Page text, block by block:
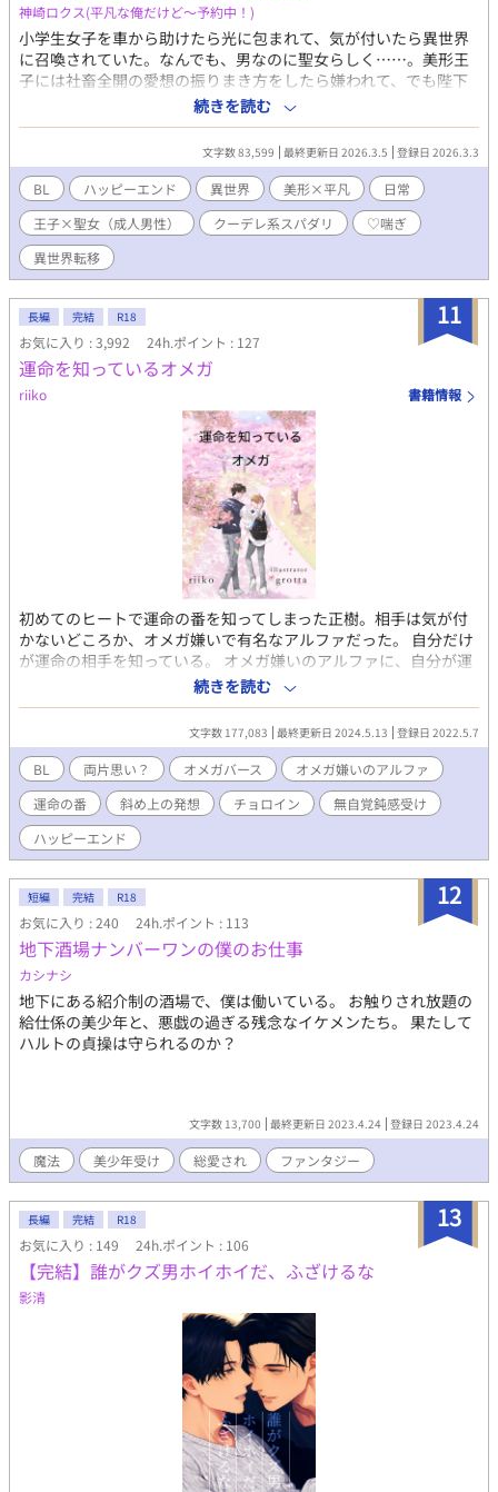
神崎ロクス(平凡な俺​だけど～予約中！)
小学生女子を車から助けたら光に包まれて、気が付いたら異世界
に召喚されていた。なんでも、男なのに聖女らしく……。美形王
子には社畜全開の愛想の振りまき方をしたら嫌われて、でも陛下
と王妃殿下には嫌われなかったからいいか！そんなことよりお仕
事お仕事！ クーデレスパダリ系執着攻め×めっちゃポジティブち
ょっと阿呆な受け ※R-18があります。その話にはR-18の明記をつ
けますので、苦手な方や、１８歳未満の方は閲覧をご遠慮く ※こ
のお話はNolaさん、ムーンライトノベルズさんでも掲載されてい
ます。
続きを読む
文字数 83,599 最終更新日 2026.3.5 登録日 2026.3.3
BL ハッピーエンド 異世界 美形×平凡
日常
王子×聖女（成人男性）
クーデレ系スパダリ
♡喘ぎ
異世界転移
11
長編 完結 R18
お気に入り : 3,992 24h.ポイント : 127
運命を知っているオメガ
riiko 書籍情報
初めてのヒートで運命の番を知ってしまった正樹。相手は気が付
かないどころか、オメガ嫌いで有名なアルファだった。 自分だけ
が運命の相手を知っている。 オメガ嫌いのアルファに、自分が運
命の番だとバレたら大変なことになる！？ 幻滅されたくないけ
ど近くにいたい。 運命を悟られないために、斜め上の努力をする
鈍感オメガの物語。 オメガ嫌い御曹司α×ベータとして育った平
凡Ω 『運命を知っているアルファ』というアルファ側のお話もあ
ります、アルファ側の思考を見たい時はそちらも合わせてお楽し
みくださいませ。 どちらかを先に読むことでお話は全てネタバレ
になりますので、先にお好みの視点（オメガ側orアルファ側）を
お選びくださいませ。片方だけでも物語は分かるようになってお
ります。 性描写が入るシーンは ※マークをタイトルにつけます、
メント欄ネタバレ全解除につき、物語の展開を知りたくない方は
ご注意くださいませ。 表紙のイラストはデビュー同期の「派遣Ω
は社長の抱き枕～エリートαを寝かしつけるお仕事～」著者grotta
さんに描いていただきました！
続きを読む
文字数 177,083 最終更新日 2024.5.13 登録日 2022.5.7
BL 両片思い？ オメガバース
オメガ嫌いのアルファ
運命の番
斜め上の発想 チョロイン
無自覚鈍感受け
ハッピーエンド
12
短編 完結 R18
お気に入り : 240 24h.ポイント : 113
地下酒場ナンバーワンの僕のお仕事
カシナシ
地下にある紹介制の酒場で、僕は働いている。 お触りされ放題の
給仕係の美少年と、悪戯の過ぎる残念なイケメンたち。 果たして
ハルトの貞操は守られるのか？
文字数 13,700 最終更新日 2023.4.24 登録日 2023.4.24
魔法 美少年受け 総愛され ファンタジー
13
長編 完結 R18
お気に入り : 149 24h.ポイント : 106
【完結】誰がクズ男ホイホイだ、ふざけるな
影清